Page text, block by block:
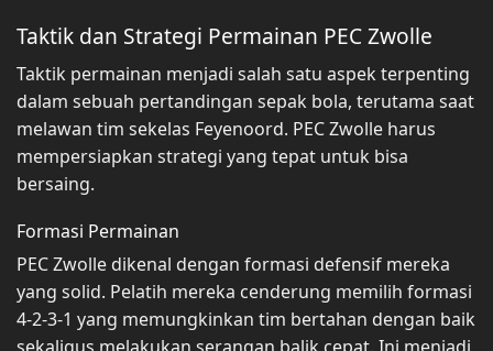
Taktik dan Strategi Permainan PEC Zwolle
Taktik permainan menjadi salah satu aspek terpenting
dalam sebuah pertandingan sepak bola, terutama saat
melawan tim sekelas Feyenoord. PEC Zwolle harus
mempersiapkan strategi yang tepat untuk bisa
bersaing.
Formasi Permainan
PEC Zwolle dikenal dengan formasi defensif mereka
yang solid. Pelatih mereka cenderung memilih formasi
4-2-3-1 yang memungkinkan tim bertahan dengan baik
sekaligus melakukan serangan balik cepat. Ini menjadi